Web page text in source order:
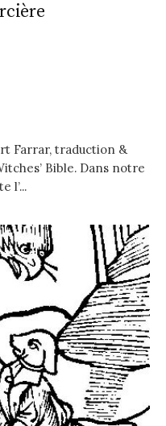
Farrar, traduction &
Bible. Dans notre
l’...